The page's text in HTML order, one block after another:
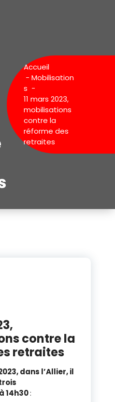
Accueil
- Mobilisation
s -
11 mars 2023,
mobilisations
contre la
réforme des
retraites
contre la
retraites
dans l’Allier, il
14h30: